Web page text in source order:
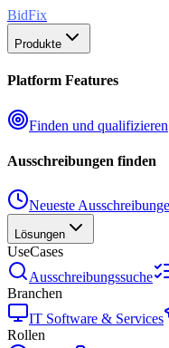
BidFix
Produkte
Platform Features
Finden und qualifizieren
Ausschreibungen finden
Neueste
Lösungen
UseCases
Ausschreibungssuche
Branchen
IT Software & Services
Rollen